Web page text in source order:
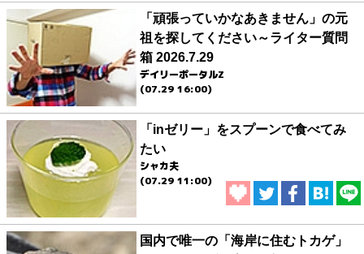
「頑張っていかなあきません」の元
祖を探してください～ライター質問
箱 2026.7.29
デイリーポータルZ
(07.29 16:00)
「inゼリー」をスプーンで食べてみ
たい
シャカ夫
(07.29 11:00)
国内で唯一の「海岸に住むトカゲ」